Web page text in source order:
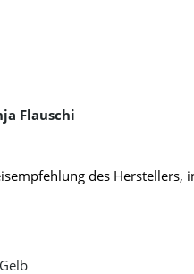
Flauschi
des Herstellers,